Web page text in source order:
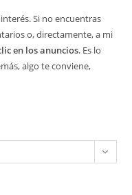
Si no encuentras
o, directamente, a mi
en los anuncios. Es lo
algo te conviene,